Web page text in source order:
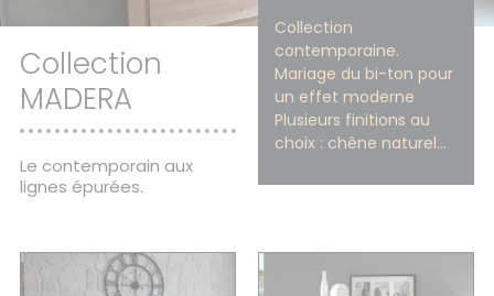
Collection
MADERA
Le contemporain aux
lignes épurées.
Collection
contemporaine.
Mariage du bi-ton pour
un effet moderne
Plusieurs finitions au
choix : chêne naturel...